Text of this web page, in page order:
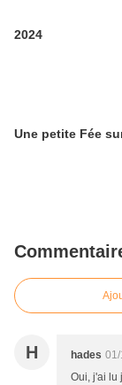
2024
Une petite Fée
H hades 01/
Oui, j'ai lu